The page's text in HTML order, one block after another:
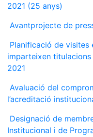
2021 (25 anys)
Avantprojecte de
Planificació de visites
imparteixen
2021
Avaluació del
l’acreditació
Designació de
Institucional i de